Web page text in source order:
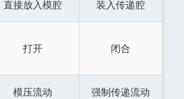
直接放入模腔 装入传递腔
打开 闭合
模压流动 强制传递流动